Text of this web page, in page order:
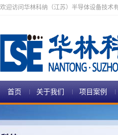
欢迎访问华林科纳（江苏）半导体设备技术
首页 关于我们 项目案例